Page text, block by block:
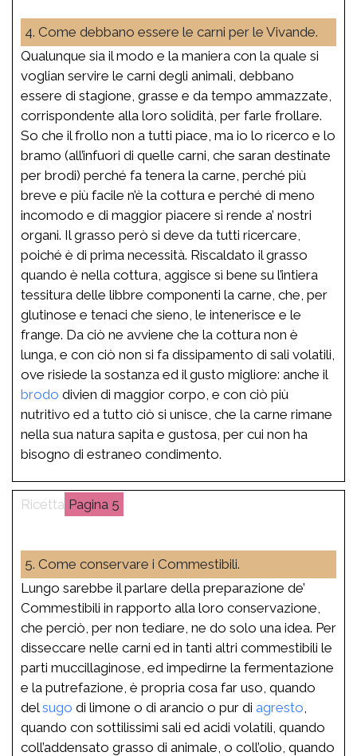
4. Come debbano essere le carni per le Vivande.
Qualunque sia il modo e la maniera con la quale si
voglian servire le carni degli animali, debbano
essere di stagione, grasse e da tempo ammazzate,
corrispondente alla loro solidità, per farle frollare.
So che il frollo non a tutti piace, ma io lo ricerco e lo
bramo (all’infuori di quelle carni, che saran destinate
per brodi) perché fa tenera la carne, perché più
breve e più facile n’è la cottura e perché di meno
incomodo e di maggior piacere si rende a’ nostri
organi. Il grasso però si deve da tutti ricercare,
poiché è di prima necessità. Riscaldato il grasso
quando è nella cottura, aggisce sì bene su l’intiera
tessitura delle libbre componenti la carne, che, per
glutinose e tenaci che sieno, le intenerisce e le
frange. Da ciò ne avviene che la cottura non è
lunga, e con ciò non si fa dissipamento di sali volatili,
ove risiede la sostanza ed il gusto migliore: anche il
brodo divien di maggior corpo, e con ciò più
nutritivo ed a tutto ciò si unisce, che la carne rimane
nella sua natura sapita e gustosa, per cui non ha
bisogno di estraneo condimento.
5
5. Come conservare i Commestibili.
Lungo sarebbe il parlare della preparazione de’
Commestibili in rapporto alla loro conservazione,
che perciò, per non tediare, ne do solo una idea. Per
disseccare nelle carni ed in tanti altri commestibili le
parti muccillaginose, ed impedirne la fermentazione
e la putrefazione, è propria cosa far uso, quando
delsugo di limone o di arancio o pur di agresto
quando con sottilissimi sali ed acidi volatili, quando
coll’addensato grasso di animale, o coll’olio, quando